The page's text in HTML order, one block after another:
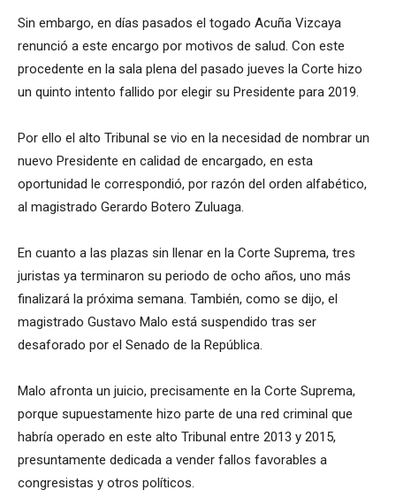
Sin embargo, en días pasados el togado Acuña Vizcaya
renunció a este encargo por motivos de salud. Con este
procedente en la sala plena del pasado jueves la Corte hizo
un quinto intento fallido por elegir su Presidente para 2019.
Por ello el alto Tribunal se vio en la necesidad de nombrar un
nuevo Presidente en calidad de encargado, en esta
oportunidad le correspondió, por razón del orden alfabético,
al magistrado Gerardo Botero Zuluaga.
En cuanto a las plazas sin llenar en la Corte Suprema, tres
juristas ya terminaron su periodo de ocho años, uno más
finalizará la próxima semana. También, como se dijo, el
magistrado Gustavo Malo está suspendido tras ser
desaforado por el Senado de la República.
Malo afronta un juicio, precisamente en la Corte Suprema,
porque supuestamente hizo parte de una red criminal que
habría operado en este alto Tribunal entre 2013 y 2015,
presuntamente dedicada a vender fallos favorables a
congresistas y otros políticos.